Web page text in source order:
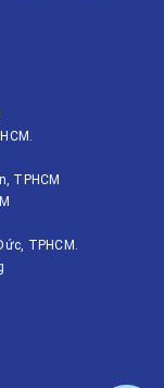
TPHCM
TPHCM.